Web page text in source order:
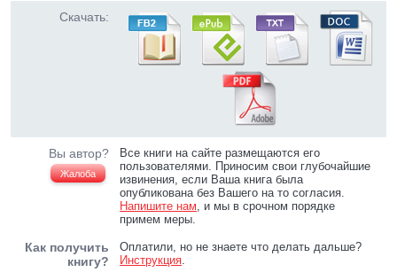
Скачать:
Вы автор?
Жалоба
Все книги на сайте размещаются его
пользователями. Приносим свои глубочайшие
извинения, если Ваша книга была
опубликована без Вашего на то согласия.
Напишите нам, и мы в срочном порядке
примем меры.
Как получить
книгу?
Оплатили, но не знаете что делать дальше?
Инструкция.